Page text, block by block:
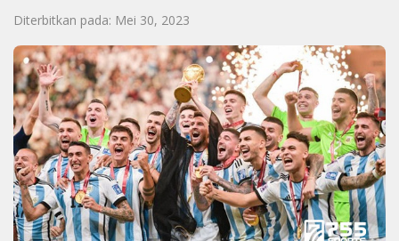
Diterbitkan pada: Mei 30, 2023